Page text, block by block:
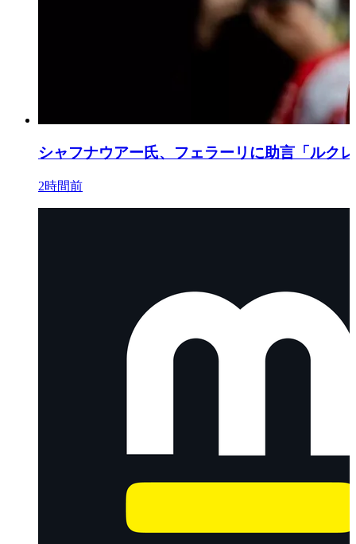
シャフナウアー氏、フェラーリに助言「ルク
2時間前